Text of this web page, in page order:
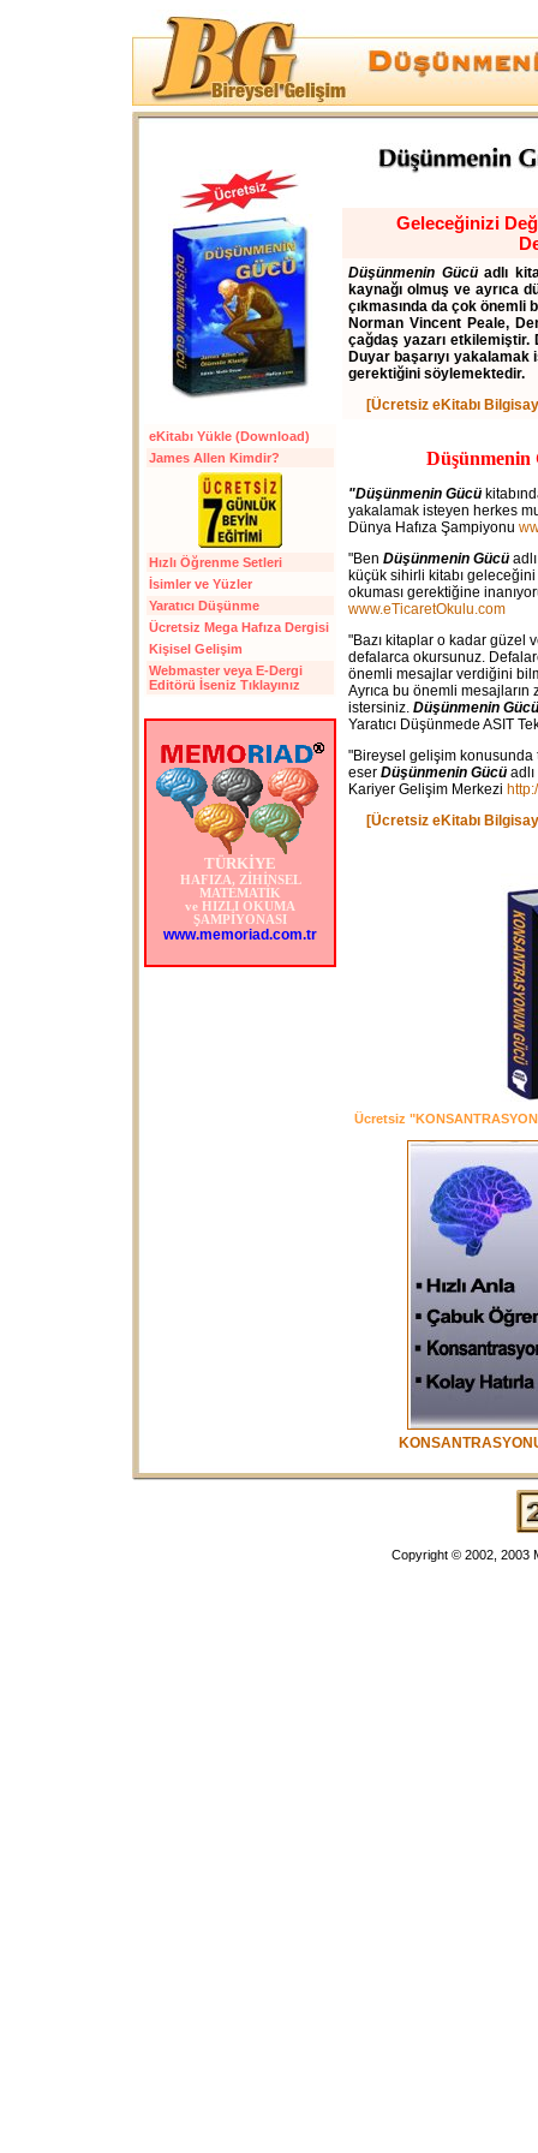
eKitabı Yükle (Download)
James Allen Kimdir?
Hızlı Öğrenme Setleri
İsimler ve Yüzler
Yaratıcı Düşünme
Ücretsiz Mega Hafıza Dergisi
Kişisel Gelişim
Webmaster veya E-Dergi
Editörü İseniz Tıklayınız
TÜRKİYE
HAFIZA, ZİHİNSEL
MATEMATİK
ve HIZLI OKUMA
ŞAMPİYONASI
www.memoriad.com.tr
Geleceğinizi
Düşünmenin Gücüadlı
kaynağı olmuş ve ayrıca
çıkmasında da çok önemli
Norman Vincent Peale,
çağdaş yazarı etkilemiştir.
Duyar başarıyı
gerektiğini söylemektedir.
[Ücretsiz eKitabı
Düşünmenin
"Düşünmenin Gücü
yakalamak isteyen herkes
Dünya Hafıza Şampiyonu
"Ben Düşünmenin Gücü
küçük sihirli kitabı
okuması gerektiğine
www.eTicaretOkulu.com
"Bazı kitaplar o kadar güzel
defalarca okursunuz.
önemli mesajlar verdiğini
Ayrıca bu önemli mesajların
istersiniz. Düşünmenin Gücü
Yaratıcı Düşünmede ASIT
"Bireysel gelişim konusunda
eser Düşünmenin Gücü
Kariyer Gelişim Merkezi
[Ücretsiz eKitabı
Ücretsiz
Copyright © 2002, 2003